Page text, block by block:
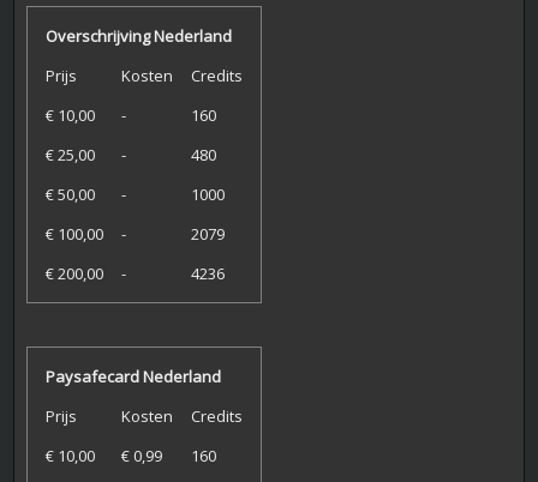
Overschrijving Nederland
Prijs
Kosten
Credits
€ 10,00
-
160
€ 25,00
-
480
€ 50,00
-
1000
€ 100,00
-
2079
€ 200,00
- 4236
Paysafecard Nederland
Prijs
Kosten
Credits
€ 10,00
€ 0,99
160